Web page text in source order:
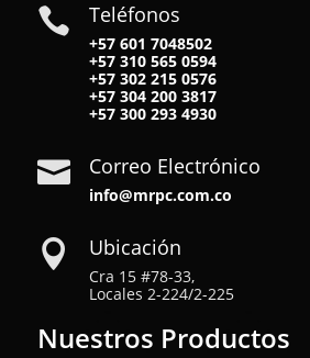
 Teléfonos
+57 601 7048502
+57310 565 0594
+57302 215 0576
+57304 200 3817
+57300 293 4930
 Correo Electrónico
info@mrpc.com.co
 Ubicación
Cra 15 #78-33,
Locales 2-224/2-225
Nuestros Productos